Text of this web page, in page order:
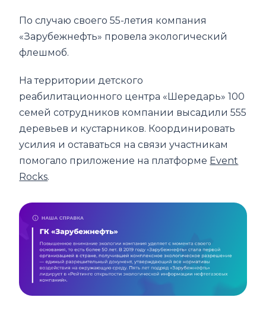
По случаю своего 55-летия компания
«Зарубежнефть» провела экологический
флешмоб.
На территории детского
реабилитационного центра «Шередарь» 100
семей сотрудников компании высадили 555
деревьев и кустарников. Координировать
усилия и оставаться на связи участникам
помогало приложение на платформе Event
Rocks.